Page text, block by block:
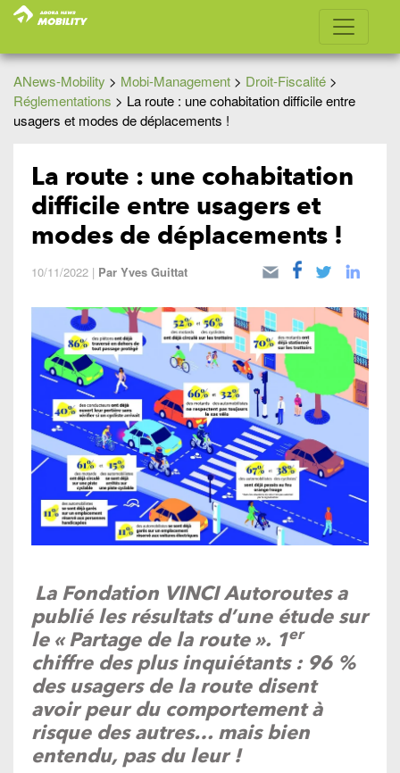
ANews-Mobility > Mobi-Management > Droit-Fiscalité >
Réglementations > La route : une cohabitation difficile entre
usagers et modes de déplacements !
La route : une cohabitation
difficile entre usagers et
modes de déplacements !
10/11/2022 | Par Yves Guittat
La Fondation VINCI Autoroutes a
publié les résultats d’une étude sur
le « Partage de la route ». 1er
chiffre des plus inquiétants : 96 %
des usagers de la route disent
avoir peur du comportement à
risque des autres… mais bien
entendu, pas du leur !